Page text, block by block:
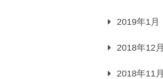
2019年1月
2018年12月
2018年11月